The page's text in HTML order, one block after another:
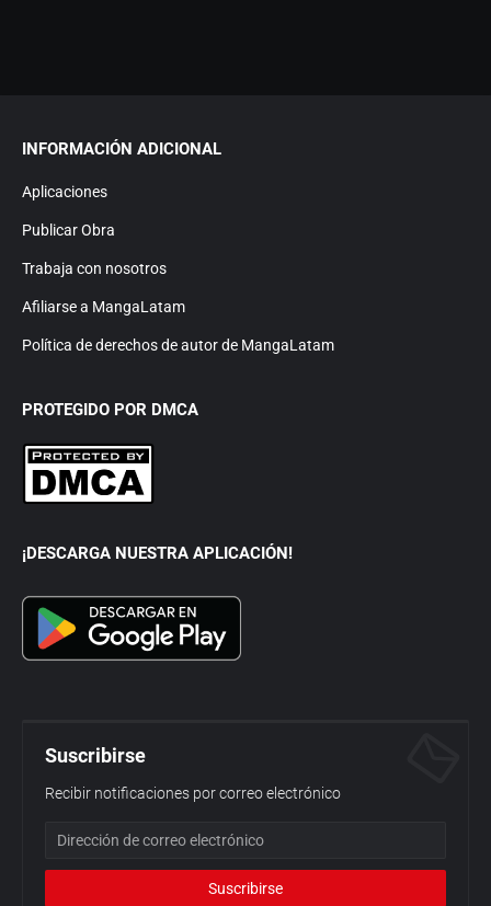
INFORMACIÓN ADICIONAL
Aplicaciones
Publicar Obra
Trabaja con nosotros
Afiliarse a MangaLatam
Política de derechos de autor de MangaLatam
PROTEGIDO POR DMCA
¡DESCARGA NUESTRA APLICACIÓN!
Suscribirse
Recibir notificaciones por correo electrónico